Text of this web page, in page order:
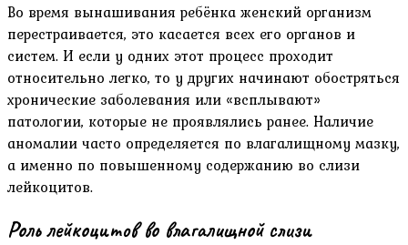
Во время вынашивания ребёнка женский организм
перестраивается, это касается всех его органов и
систем. И если у одних этот процесс проходит
относительно легко, то у других начинают обостряться
хронические заболевания или «всплывают»
патологии, которые не проявлялись ранее. Наличие
аномалии часто определяется по влагалищному мазку,
а именно по повышенному содержанию во слизи
лейкоцитов.
Роль лейкоцитов во влагалищной слизи